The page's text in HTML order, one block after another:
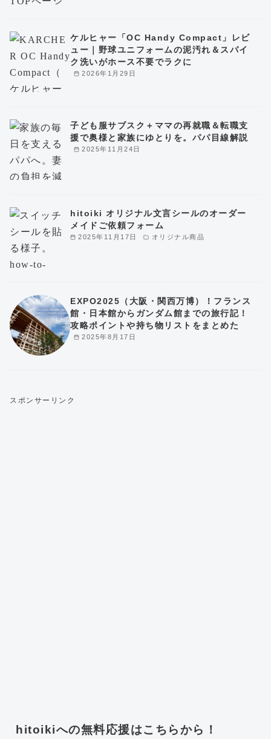
2026年1月29日
ケルヒャー「OC Handy Compact」レビ
ュー｜野球ユニフォームの泥汚れ＆スパイ
ク洗いがホース不要でラクに
2025年11月24日
子ども服サブスク＋ママの再就職＆転職支
援で奥様と家族にゆとりを。パパ目線解説
2025年11月17日 オリジナル商品
hitoiki オリジナル文言シールのオーダー
メイドご依頼フォーム
2025年8月17日
EXPO2025（大阪・関西万博）！フランス
館・日本館からガンダム館までの旅行記！
攻略ポイントや持ち物リストをまとめた
スポンサーリンク
hitoikiへの無料応援はこちらから！